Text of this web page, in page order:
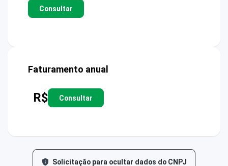
Consultar
Faturamento anual
R$ Consultar
Solicitação para ocultar dados do CNPJ